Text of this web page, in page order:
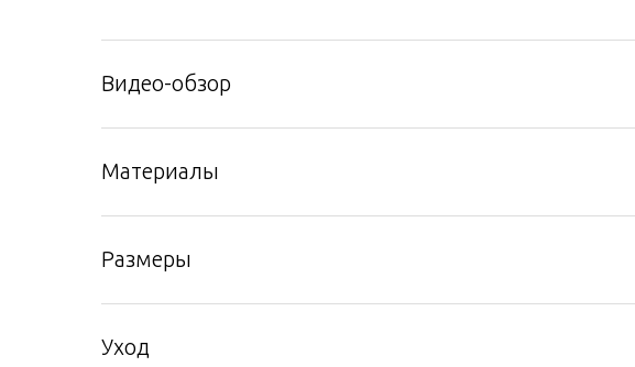
Видео-обзор
Материалы
Размеры
Уход